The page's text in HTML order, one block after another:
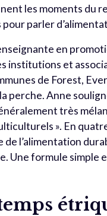
les moments du
parler
en
institutions et
de Forest,
perche. Anne
très
». En
de l’alimentation
Une formule